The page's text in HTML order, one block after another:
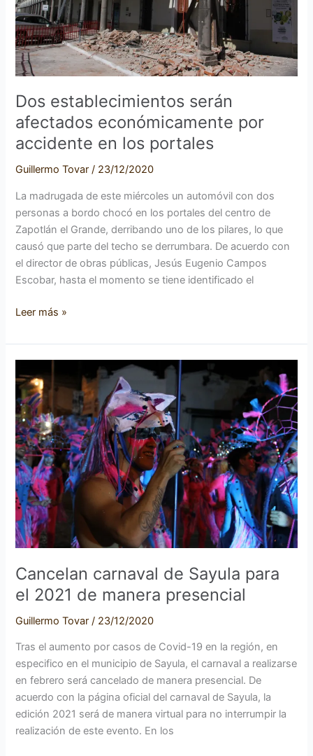
Dos establecimientos serán
afectados económicamente por
accidente en los portales
Guillermo Tovar/ 23/12/2020
La madrugada de este miércoles un automóvil con dos
personas a bordo chocó en los portales del centro de
Zapotlán el Grande, derribando uno de los pilares, lo que
causó que parte del techo se derrumbara. De acuerdo con
el director de obras públicas, Jesús Eugenio Campos
Escobar, hasta el momento se tiene identificado el
en
los
portales
Leer más »
Cancelan carnaval de Sayula para
el 2021 de manera presencial
Guillermo Tovar / 23/12/2020
Tras el aumento por casos de Covid-19 en la región, en
especifico en el municipio de Sayula, el carnaval a realizarse
en febrero será cancelado de manera presencial. De
acuerdo con la página oficial del carnaval de Sayula, la
edición 2021 será de manera virtual para no interrumpir la
realización de este evento. En los
carnaval
de
Sayula
para
el
2021
de
manera
presencial